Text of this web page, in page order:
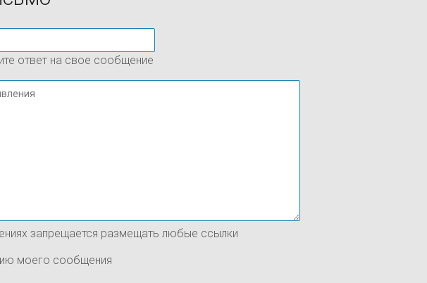
ответ на свое сообщение
запрещается размещать любые ссылки
моего сообщения